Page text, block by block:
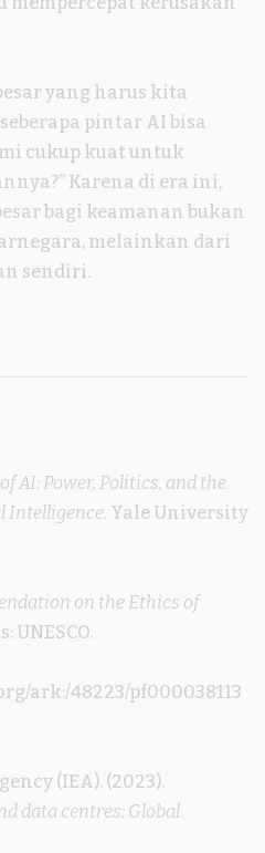
yang harus kita
pintar AI bisa
cukup kuat untuk
Karena di era ini,
bagi keamanan bukan
melainkan dari
sendiri.
AI: Power, Politics, and the
Intelligence. Yale University
on the Ethics of
UNESCO.
ark:/48223/pf000038113
(IEA). (2023).
data centres: Global